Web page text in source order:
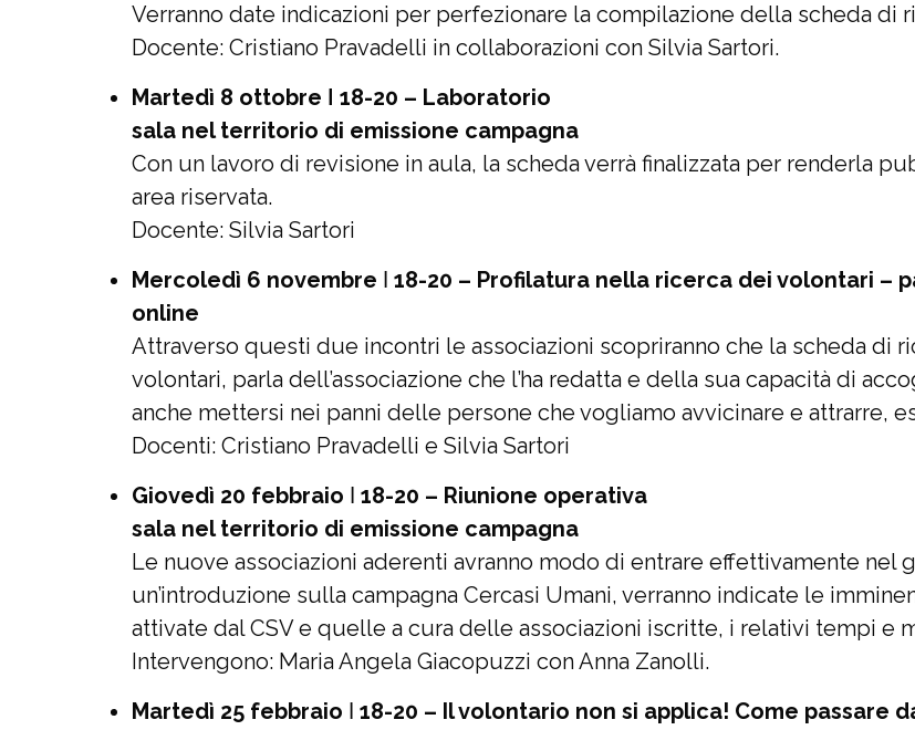
Verranno date indicazioni per perfezionare la compilazione della scheda di
Docente: Cristiano Pravadelli in collaborazioni con Silvia Sartori.
Martedì 8 ottobre ǀ 18-20 – Laboratorio
sala nel territorio di emissione campagna
Con un lavoro di revisione in aula, la scheda verrà finalizzata per renderla
area riservata.
Docente: Silvia Sartori
Mercoledì 6 novembre ǀ 18-20 – Profilatura nella ricerca dei volontari –
online
Attraverso questi due incontri le associazioni scopriranno che la scheda di
volontari, parla dell’associazione che l’ha redatta e della sua capacità di
anche mettersi nei panni delle persone che vogliamo avvicinare e attrarre,
Docenti: Cristiano Pravadelli e Silvia Sartori
Giovedì 20 febbraio ǀ 18-20 – Riunione operativa
sala nel territorio di emissione campagna
Le nuove associazioni aderenti avranno modo di entrare effettivamente
un’introduzione sulla campagna Cercasi Umani, verranno indicate le
attivate dal CSV e quelle a cura delle associazioni iscritte, i relativi tempi e
Intervengono: Maria Angela Giacopuzzi con Anna Zanolli.
Martedì 25 febbraio ǀ 18-20 – Il volontario non si applica! Come passare